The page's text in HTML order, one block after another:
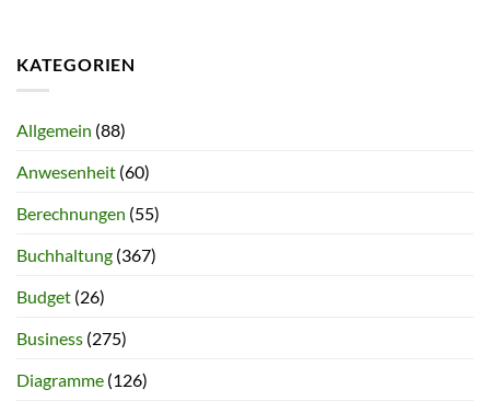
KATEGORIEN
Allgemein (88)
Anwesenheit (60)
Berechnungen (55)
Buchhaltung (367)
Budget (26)
Business (275)
Diagramme (126)